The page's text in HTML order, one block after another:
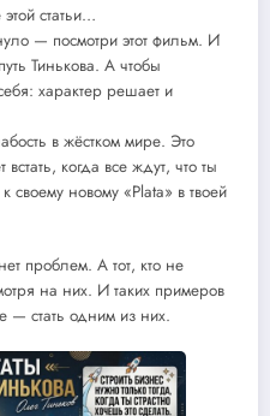
статьи…
— посмотри этот фильм. И
Тинькова. А чтобы
характер решает и
в жёстком мире. Это
когда все ждут, что ты
новому «Plata» в твоей
проблем. А тот, кто не
на них. И таких примеров
— стать одним из них.